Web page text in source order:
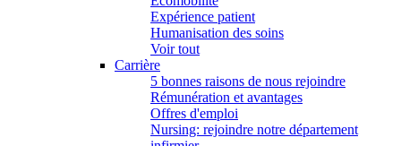
Expérience patient
Humanisation des soins
Voir tout
Carrière
5 bonnes raisons de nous rejoindre
Rémunération et avantages
Offres d'emploi
Nursing: rejoindre notre département